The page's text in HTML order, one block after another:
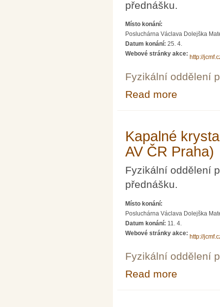
přednášku.
Místo konání:
Posluchárna Václava Dolejška
Datum konání: 25. 4.
Webové stránky akce:
http://
Fyzikální oddělení
Read more
Kapalné
AV ČR Praha)
Fyzikální oddělení
přednášku.
Místo konání:
Posluchárna Václava Dolejška
Datum konání: 11. 4.
Webové stránky akce:
http://
Fyzikální oddělení
Read more